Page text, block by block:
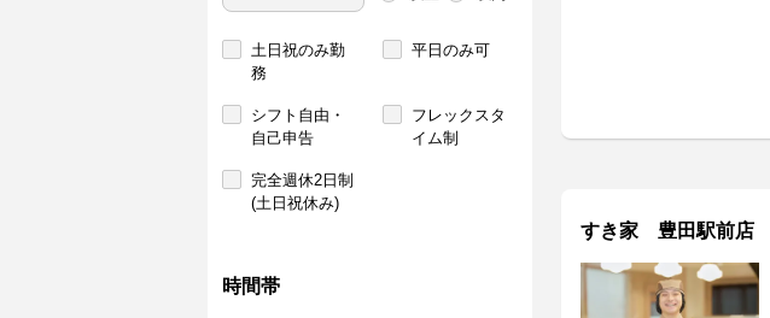
土日祝のみ勤
務
平日のみ可
シフト自由・
自己申告
フレックスタ
イム制
完全週休2日制
(土日祝休み)
時間帯
すき家 豊田駅前店